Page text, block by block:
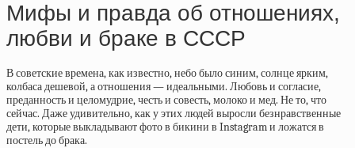
Мифы и правда об отношениях,
любви и браке в СССР
В советские времена, как известно, небо было синим, солнце ярким,
колбаса дешевой, а отношения — идеальными. Любовь и согласие,
преданность и целомудрие, честь и совесть, молоко и мед. Не то, что
сейчас. Даже удивительно, как у этих людей выросли безнравственные
дети, которые выкладывают фото в бикини в Instagram и ложатся в
постель до брака.